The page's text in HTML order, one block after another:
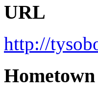
URL
http://
Hometown